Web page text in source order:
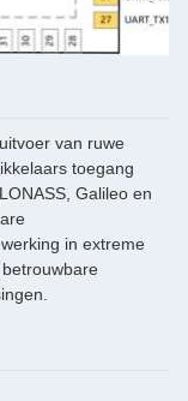
van ruwe
toegang
Galileo en
in extreme